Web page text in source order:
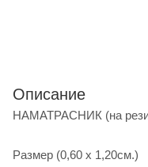
Описание
НАМАТРАСНИК (на
Размер (0,60 х 1,20см.)